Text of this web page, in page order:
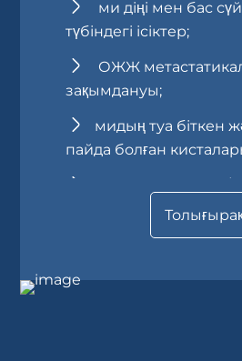
ми діңі мен бас
түбіндегі ісіктер;
ОЖЖ
зақымдануы;
мидың туа біткен
пайда болған
мидың абсцессі
бас сүйегінің